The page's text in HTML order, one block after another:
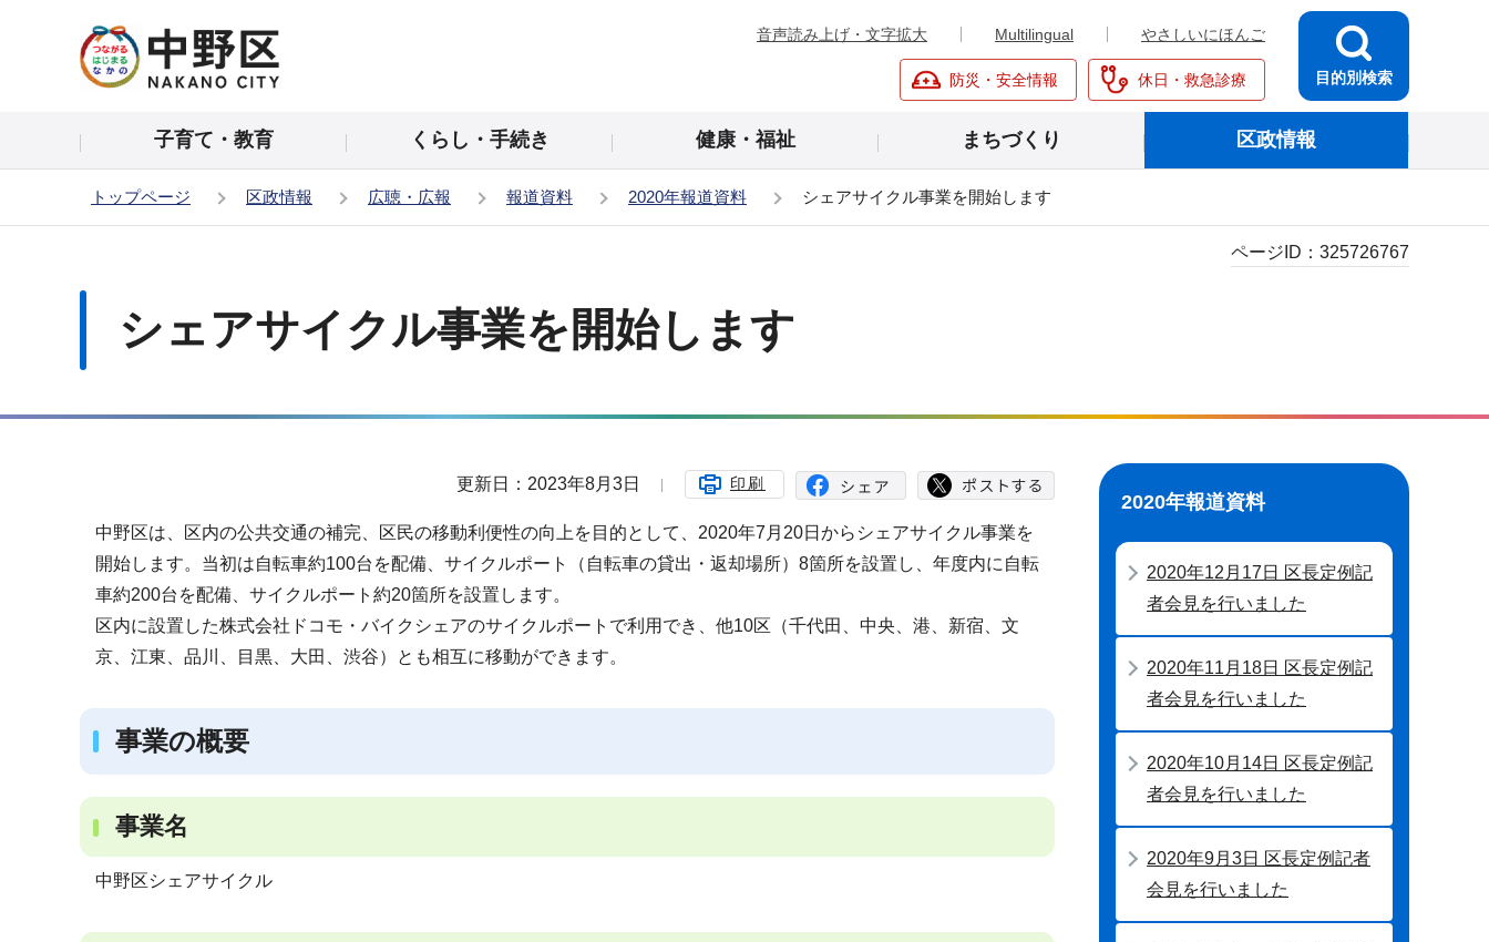
の
頭
音声読み上げ・文字拡大 Multilingual やさしいにほんご
防災・安全情報 休日・救急診療 目的別検索
子育て・教育 くらし・手続き 健康・福祉 まちづくり 区政情報
トップページ 区政情報 広聴・広報 報道資料 2020年報道資料 シェアサイクル事業を開始します
シェアサイクル事業を開始します
ページID： 325726767
更新日：2023年8月3日 印刷
中野区は、区内の公共交通の補完、区民の移動利便性の向上を目的として、2020年7月20日からシェアサイクル事業を
開始します。当初は自転車約100台を配備、サイクルポート（自転車の貸出・返却場所）8箇所を設置し、年度内に自転
車約200台を配備、サイクルポート約20箇所を設置します。
区内に設置した株式会社ドコモ・バイクシェアのサイクルポートで利用でき、他10区（千代田、中央、港、新宿、文
京、江東、品川、目黒、大田、渋谷）とも相互に移動ができます。
事業の概要
事業名
中野区シェアサイクル
ナ
ビ
ゲ
ー
シ
ン
こ
か
ら
2020年報道資料
2020年12月17日 区長定例記
者会見を行いました
2020年11月18日 区長定例記
者会見を行いました
2020年10月14日 区長定例記
者会見を行いました
2020年9月3日 区長定例記者
会見を行いました